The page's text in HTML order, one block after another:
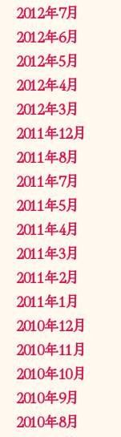
2012年7月
2012年6月
2012年5月
2012年4月
2012年3月
2011年12月
2011年8月
2011年7月
2011年5月
2011年4月
2011年3月
2011年2月
2011年1月
2010年12月
2010年11月
2010年10月
2010年9月
2010年8月